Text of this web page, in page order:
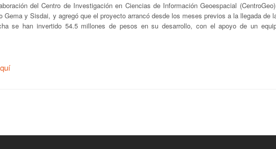
del Centro de Investigación en Ciencias de Información Geoespacial
Gema y Sisdai, y agregó que el proyecto arrancó desde los meses previos a la llegada de
se han invertido 54.5 millones de pesos en su desarrollo, con el apoyo de un